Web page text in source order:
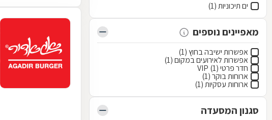
ים תיכוניות (1)
מאפיינים נוספים
אפשרות ישיבה בחוץ (1)
אפשרות לאירועים במקום (1)
חדר פרטי VIP (1)
ארוחות בוקר (1)
ארוחות עסקיות (1)
סגנון המסעדה